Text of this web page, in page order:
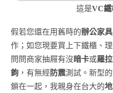
這是VC鐵
假若您還在用舊時的辦公家具
作；如您現要買上下鐵櫃、
問問商家抽屜有沒 暗卡或羅拉
鉤 ，有無經 防震測試。新型
鎖在一起，我親身在台大的